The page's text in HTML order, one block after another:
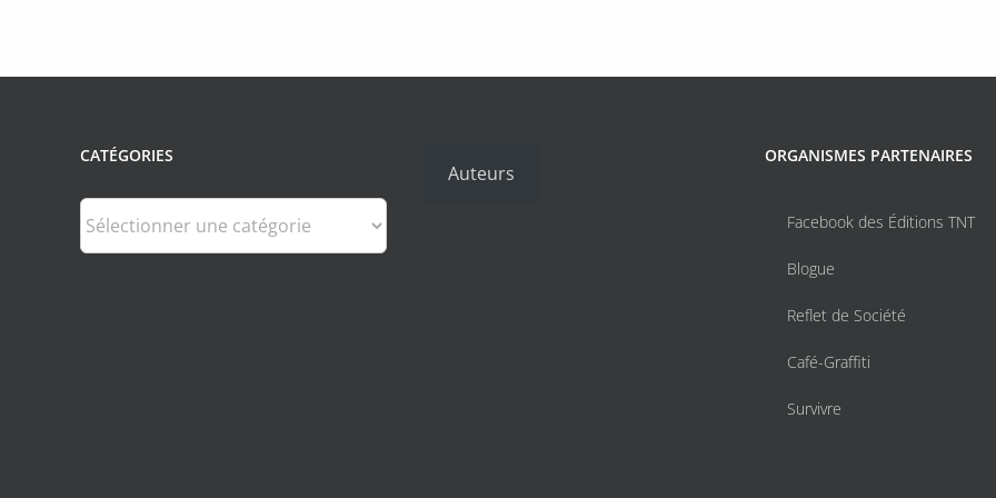
CATÉGORIES
Catégories
Auteurs
ORGANISMES PARTENAIRES
Facebook des Éditions TNT
Blogue
Reflet de Société
Café-Graffiti
Survivre